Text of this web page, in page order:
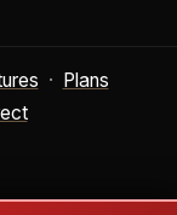
· Plans